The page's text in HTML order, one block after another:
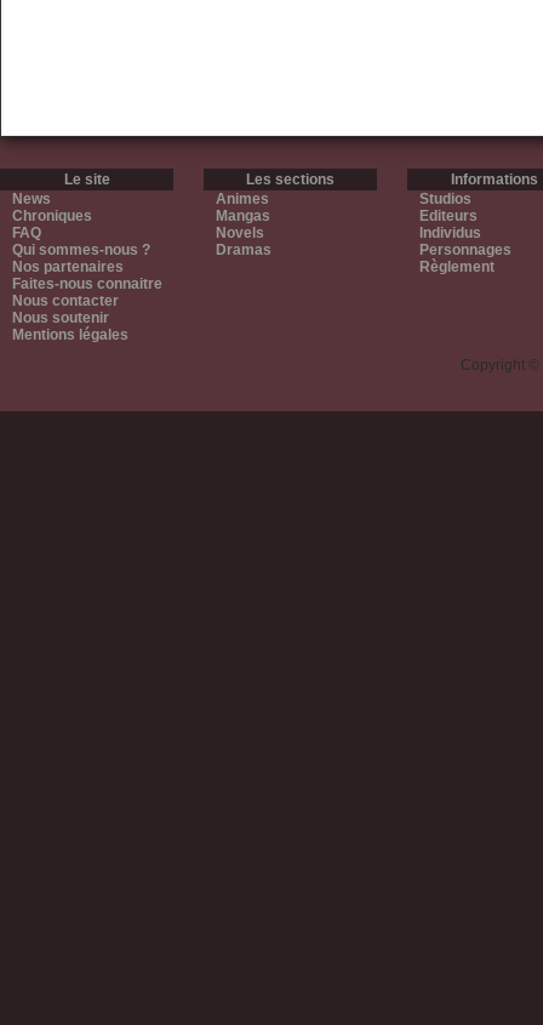
Le site
News
Chroniques
FAQ
Qui sommes-nous ?
Nos partenaires
Faites-nous connaitre
Nous contacter
Nous soutenir
Mentions légales
Les sections
Animes
Mangas
Novels
Dramas
Informations
Studios
Editeurs
Individus
Personnages
Règlement
Copyright ©